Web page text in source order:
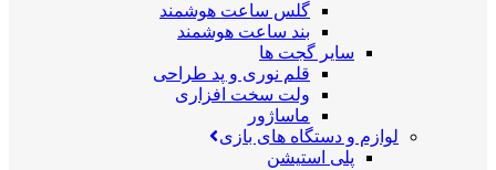
گلس ساعت هوشمند
بند ساعت هوشمند
سایر گجت ها
قلم نوری و پد طراحی
ولت سخت افزاری
ماساژور
لوازم و دستگاه های بازی
پلی استیشن